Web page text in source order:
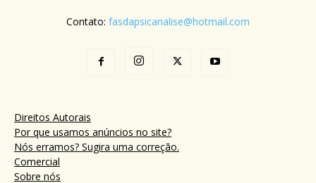
Contato: fasdapsicanalise@hotmail.com
Direitos Autorais
Por que usamos anúncios no site?
Nós erramos? Sugira uma correção.
Comercial
Sobre nós